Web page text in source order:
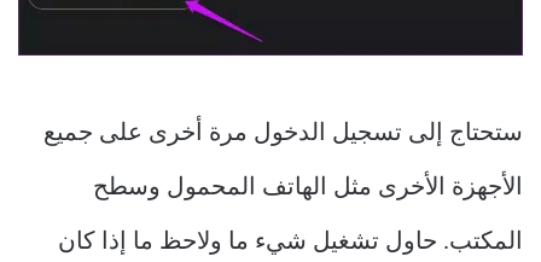
ستحتاج إلى تسجيل الدخول مرة أخرى على جميع
الأجهزة الأخرى مثل الهاتف المحمول وسطح
المكتب. حاول تشغيل شيء ما ولاحظ ما إذا كان